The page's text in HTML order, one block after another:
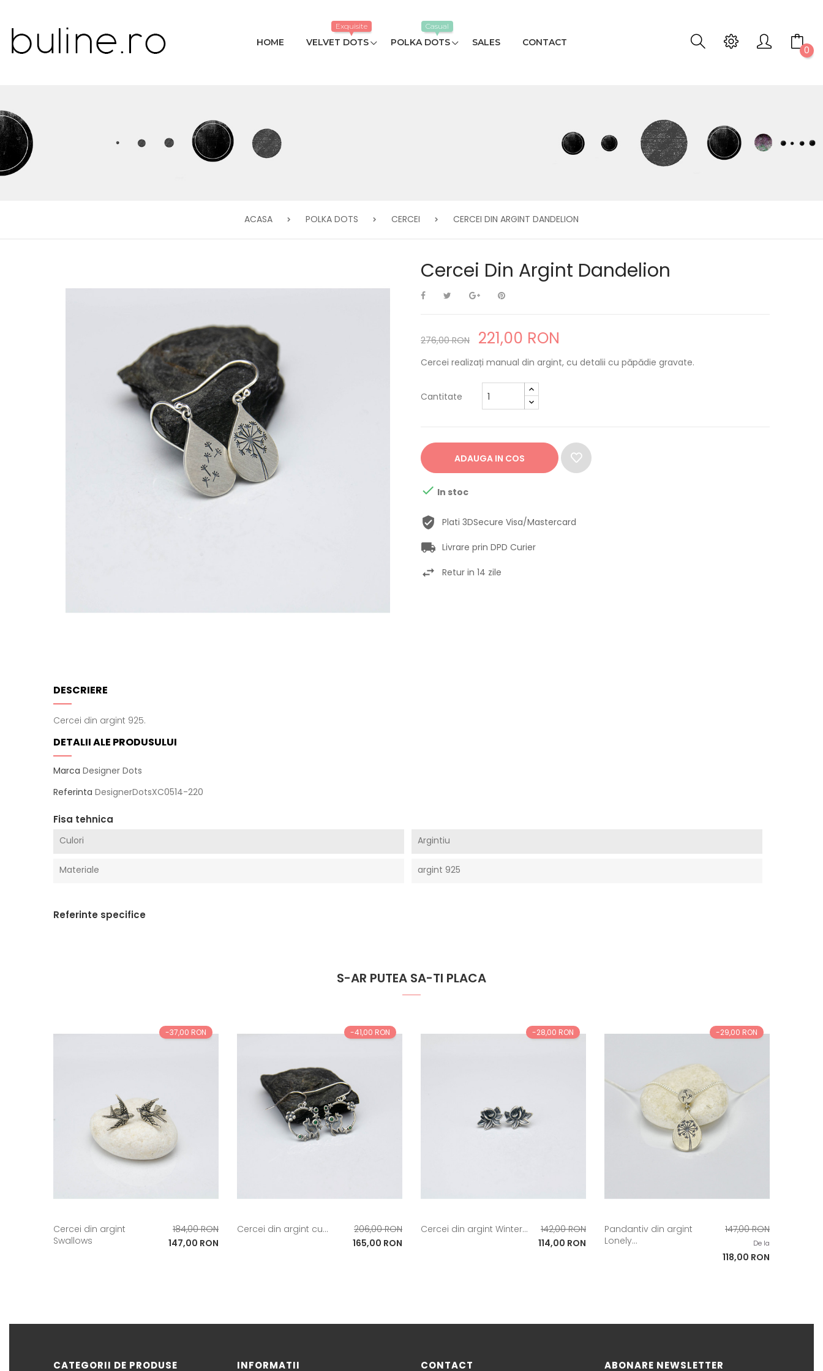
HOME VELVET DOTS
Exquisite
POLKA DOTS
Casual
SALES CONTACT
0
ACASA POLKA DOTS CERCEI CERCEI DIN ARGINT DANDELION
Cercei Din Argint Dandelion
276,00 RON 221,00 RON
Cercei realizați manual din argint, cu detalii cu păpădie gravate.
Cantitate
ADAUGA IN COS
 In stoc
Plati 3DSecure Visa/Mastercard
Livrare prin DPD Curier
Retur in 14 zile
DESCRIERE
Cercei din argint 925.
DETALII ALE PRODUSULUI
Marca Designer Dots
Referinta DesignerDotsXC0514-220
Fisa tehnica
Culori Argintiu
Materiale argint 925
Referinte specifice
S-AR PUTEA SA-TI PLACA
-37,00 RON
Cercei din argint
Swallows
Pret
de
184,00 RON
Pret
147,00 RON
-41,00 RON
Cercei din argint cu...
Pret
de
206,00 RON
Pret
165,00 RON
-28,00 RON
Cercei din argint Winter...
Pret
de
142,00 RON
Pret
114,00 RON
-29,00 RON
Pandantiv din argint
Lonely...
Pret
baza
147,00 RON
De la
Pret
118,00 RON
CATEGORII DE PRODUSE INFORMATII CONTACT ABONARE NEWSLETTER